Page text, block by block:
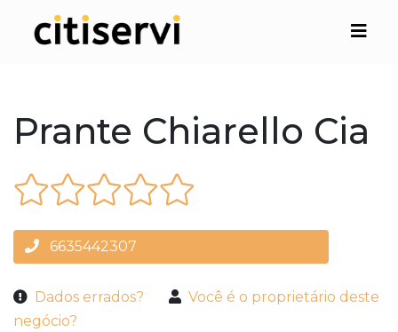
Prante Chiarello Cia
6635442307
Dados errados?
Você é o proprietário deste
negócio?